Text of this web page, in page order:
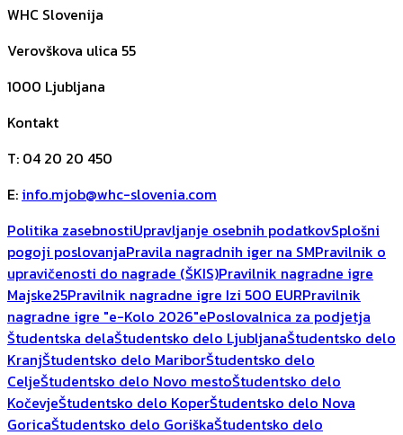
WHC Slovenija
Verovškova ulica 55
1000 Ljubljana
Kontakt
T: 04 20 20 450
E: info.mjob@whc-slovenia.com
Politika zasebnostiUpravljanje osebnih podatkovSplošni
pogoji poslovanjaPravila nagradnih iger na SMPravilnik o
upravičenosti do nagrade (ŠKIS)Pravilnik nagradne igre
Majske25Pravilnik nagradne igre Izi 500 EURPravilnik
nagradne igre "e-Kolo 2026"ePoslovalnica za podjetja
Študentska delaŠtudentsko delo LjubljanaŠtudentsko delo
KranjŠtudentsko delo MariborŠtudentsko delo
CeljeŠtudentsko delo Novo mestoŠtudentsko delo
KočevjeŠtudentsko delo KoperŠtudentsko delo Nova
GoricaŠtudentsko delo GoriškaŠtudentsko delo